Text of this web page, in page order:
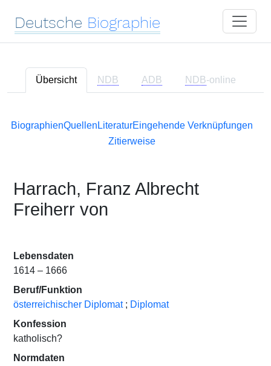
Deutsche Biographie
Übersicht NDB ADB NDB-online
BiographienQuellen LiteraturEingehende Verknüpfungen
Zitierweise
Harrach, Franz Albrecht
Freiherr von
Lebensdaten
1614 – 1666
Beruf/Funktion
österreichischer Diplomat ; Diplomat
Konfession
katholisch?
Normdaten